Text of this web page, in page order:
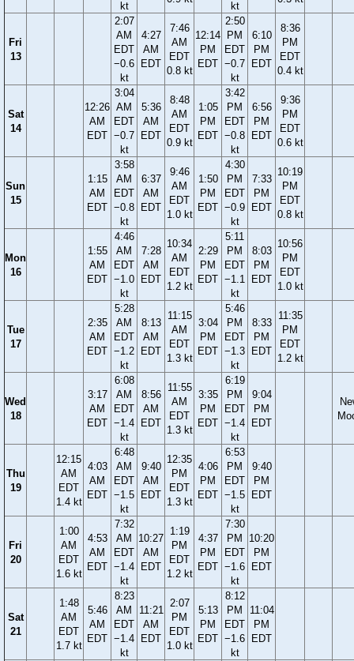
kt kt
Fri
13
2:07
AM
EDT
−0.6
kt
4:27
AM
EDT
7:46
AM
EDT
0.8 kt
12:14
PM
EDT
2:50
PM
EDT
−0.7
kt
6:10
PM
EDT
8:36
PM
EDT
0.4 kt
Sat
14
12:26
AM
EDT
3:04
AM
EDT
−0.7
kt
5:36
AM
EDT
8:48
AM
EDT
0.9 kt
1:05
PM
EDT
3:42
PM
EDT
−0.8
kt
6:56
PM
EDT
9:36
PM
EDT
0.6 kt
Sun
15
1:15
AM
EDT
3:58
AM
EDT
−0.8
kt
6:37
AM
EDT
9:46
AM
EDT
1.0 kt
1:50
PM
EDT
4:30
PM
EDT
−0.9
kt
7:33
PM
EDT
10:19
PM
EDT
0.8 kt
Mon
16
1:55
AM
EDT
4:46
AM
EDT
−1.0
kt
7:28
AM
EDT
10:34
AM
EDT
1.2 kt
2:29
PM
EDT
5:11
PM
EDT
−1.1
kt
8:03
PM
EDT
10:56
PM
EDT
1.0 kt
Tue
17
2:35
AM
EDT
5:28
AM
EDT
−1.2
kt
8:13
AM
EDT
11:15
AM
EDT
1.3 kt
3:04
PM
EDT
5:46
PM
EDT
−1.3
kt
8:33
PM
EDT
11:35
PM
EDT
1.2 kt
Wed
18
3:17
AM
EDT
6:08
AM
EDT
−1.4
kt
8:56
AM
EDT
11:55
AM
EDT
1.3 kt
3:35
PM
EDT
6:19
PM
EDT
−1.4
kt
9:04
PM
EDT
Thu
19
12:15
AM
EDT
1.4 kt
4:03
AM
EDT
6:48
AM
EDT
−1.5
kt
9:40
AM
EDT
12:35
PM
EDT
1.3 kt
4:06
PM
EDT
6:53
PM
EDT
−1.5
kt
9:40
PM
EDT
Fri
20
1:00
AM
EDT
1.6 kt
4:53
AM
EDT
7:32
AM
EDT
−1.4
kt
10:27
AM
EDT
1:19
PM
EDT
1.2 kt
4:37
PM
EDT
7:30
PM
EDT
−1.6
kt
10:20
PM
EDT
Sat
21
1:48
AM
EDT
1.7 kt
5:46
AM
EDT
8:23
AM
EDT
−1.4
kt
11:21
AM
EDT
2:07
PM
EDT
1.0 kt
5:13
PM
EDT
8:12
PM
EDT
−1.6
kt
11:04
PM
EDT